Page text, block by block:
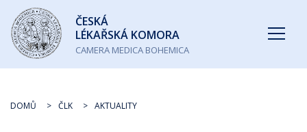
Česká
lékařská
komora
ČESKÁ
LÉKAŘSKÁ KOMORA
CAMERA MEDICA BOHEMICA
DOMŮ ČLK AKTUALITY